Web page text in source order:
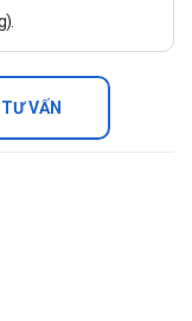
VẤN